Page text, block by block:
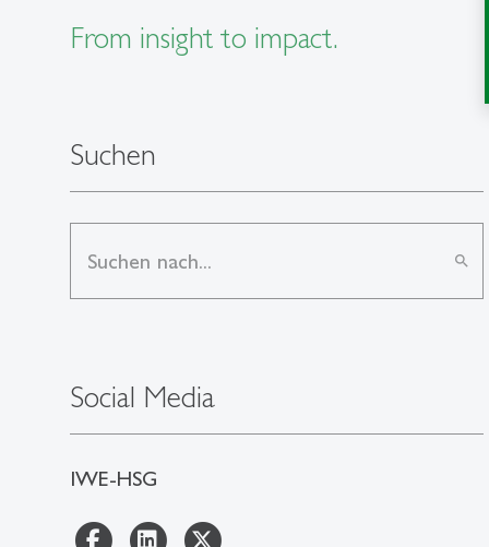
From insight to impact.
Suchen
search
Social Media
IWE-HSG